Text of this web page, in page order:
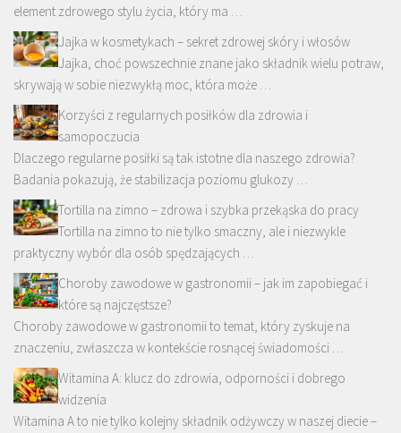
element zdrowego stylu życia, który ma …
Jajka w kosmetykach – sekret zdrowej skóry i włosów
Jajka, choć powszechnie znane jako składnik wielu potraw,
skrywają w sobie niezwykłą moc, która może …
Korzyści z regularnych posiłków dla zdrowia i
samopoczucia
Dlaczego regularne posiłki są tak istotne dla naszego zdrowia?
Badania pokazują, że stabilizacja poziomu glukozy …
Tortilla na zimno – zdrowa i szybka przekąska do pracy
Tortilla na zimno to nie tylko smaczny, ale i niezwykle
praktyczny wybór dla osób spędzających …
Choroby zawodowe w gastronomii – jak im zapobiegać i
które są najczęstsze?
Choroby zawodowe w gastronomii to temat, który zyskuje na
znaczeniu, zwłaszcza w kontekście rosnącej świadomości …
Witamina A: klucz do zdrowia, odporności i dobrego
widzenia
Witamina A to nie tylko kolejny składnik odżywczy w naszej diecie –